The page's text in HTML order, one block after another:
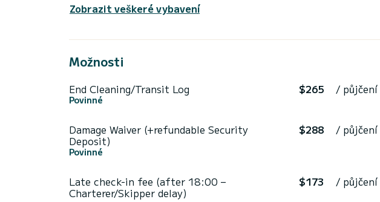
Zobrazit veškeré vybavení
Možnosti
End Cleaning/Transit Log
Povinné
$265 / půjčení
Damage Waiver (+refundable Security
Deposit)
Povinné
$288 / půjčení
Late check-in fee (after 18:00 –
Charterer/Skipper delay)
$173 / půjčení